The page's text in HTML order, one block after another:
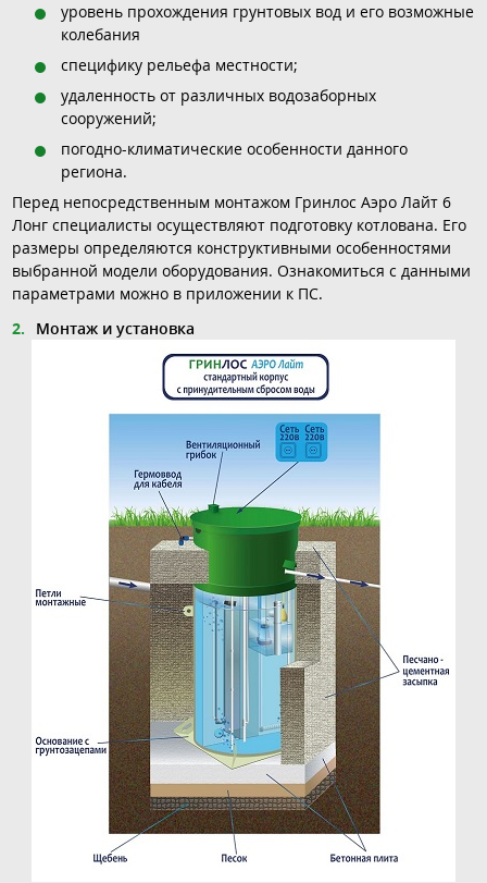
уровень прохождения грунтовых вод и его возможные
колебания
специфику рельефа местности;
удаленность от различных водозаборных
сооружений;
погодно-климатические особенности данного
региона.
Перед непосредственным монтажом Гринлос Аэро Лайт 6
Лонг специалисты осуществляют подготовку котлована. Его
размеры определяются конструктивными особенностями
выбранной модели оборудования. Ознакомиться с данными
параметрами можно в приложении к ПС.
Монтаж и установка